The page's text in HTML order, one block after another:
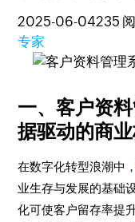
2025-06-04235
专家
一、客户资
据驱动的商
在数字化转型浪潮中
业生存与发展的基础
化可使客户留存率提